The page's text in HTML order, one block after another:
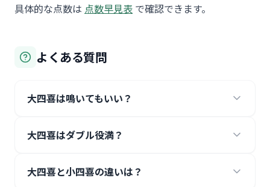
具体的な点数は 点数早見表 で確認できます。
よくある質問
大四喜は鳴いてもいい？
大四喜はダブル役満？
大四喜と小四喜の違いは？